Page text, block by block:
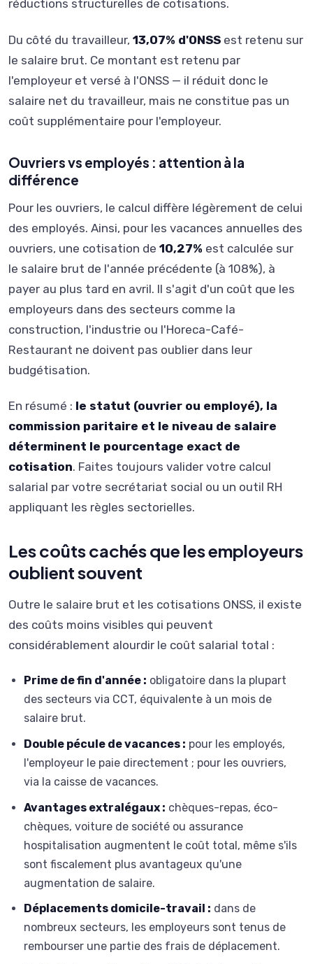
réductions structurelles de cotisations.
Du côté du travailleur, 13,07% d'ONSS est retenu sur
le salaire brut. Ce montant est retenu par
l'employeur et versé à l'ONSS — il réduit donc le
salaire net du travailleur, mais ne constitue pas un
coût supplémentaire pour l'employeur.
Ouvriers vs employés : attention à la
différence
Pour les ouvriers, le calcul diffère légèrement de celui
des employés. Ainsi, pour les vacances annuelles des
ouvriers, une cotisation de 10,27% est calculée sur
le salaire brut de l'année précédente (à 108%), à
payer au plus tard en avril. Il s'agit d'un coût que les
employeurs dans des secteurs comme la
construction, l'industrie ou l'Horeca-Café-
Restaurant ne doivent pas oublier dans leur
budgétisation.
En résumé : le statut (ouvrier ou employé), la
commission paritaire et le niveau de salaire
déterminent le pourcentage exact de
cotisation. Faites toujours valider votre calcul
salarial par votre secrétariat social ou un outil RH
appliquant les règles sectorielles.
Les coûts cachés que les employeurs
oublient souvent
Outre le salaire brut et les cotisations ONSS, il existe
des coûts moins visibles qui peuvent
considérablement alourdir le coût salarial total :
Prime de fin d'année : obligatoire dans la plupart
des secteurs via CCT, équivalente à un mois de
salaire brut.
Double pécule de vacances : pour les employés,
l'employeur le paie directement ; pour les ouvriers,
via la caisse de vacances.
Avantages extralégaux : chèques-repas, éco-
chèques, voiture de société ou assurance
hospitalisation augmentent le coût total, même s'ils
sont fiscalement plus avantageux qu'une
augmentation de salaire.
Déplacements domicile-travail : dans de
nombreux secteurs, les employeurs sont tenus de
rembourser une partie des frais de déplacement.